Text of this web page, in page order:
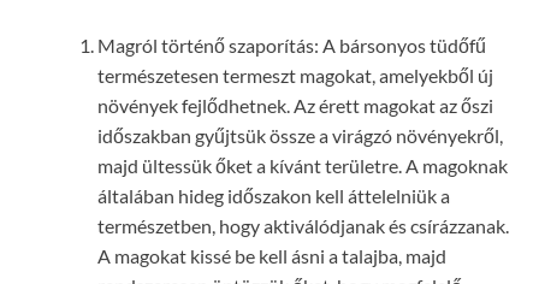
Magról történő szaporítás: A bársonyos tüdőfű
természetesen termeszt magokat, amelyekből új
növények fejlődhetnek. Az érett magokat az őszi
időszakban gyűjtsük össze a virágzó növényekről,
majd ültessük őket a kívánt területre. A magoknak
általában hideg időszakon kell áttelelniük a
természetben, hogy aktiválódjanak és csírázzanak.
A magokat kissé be kell ásni a talajba, majd